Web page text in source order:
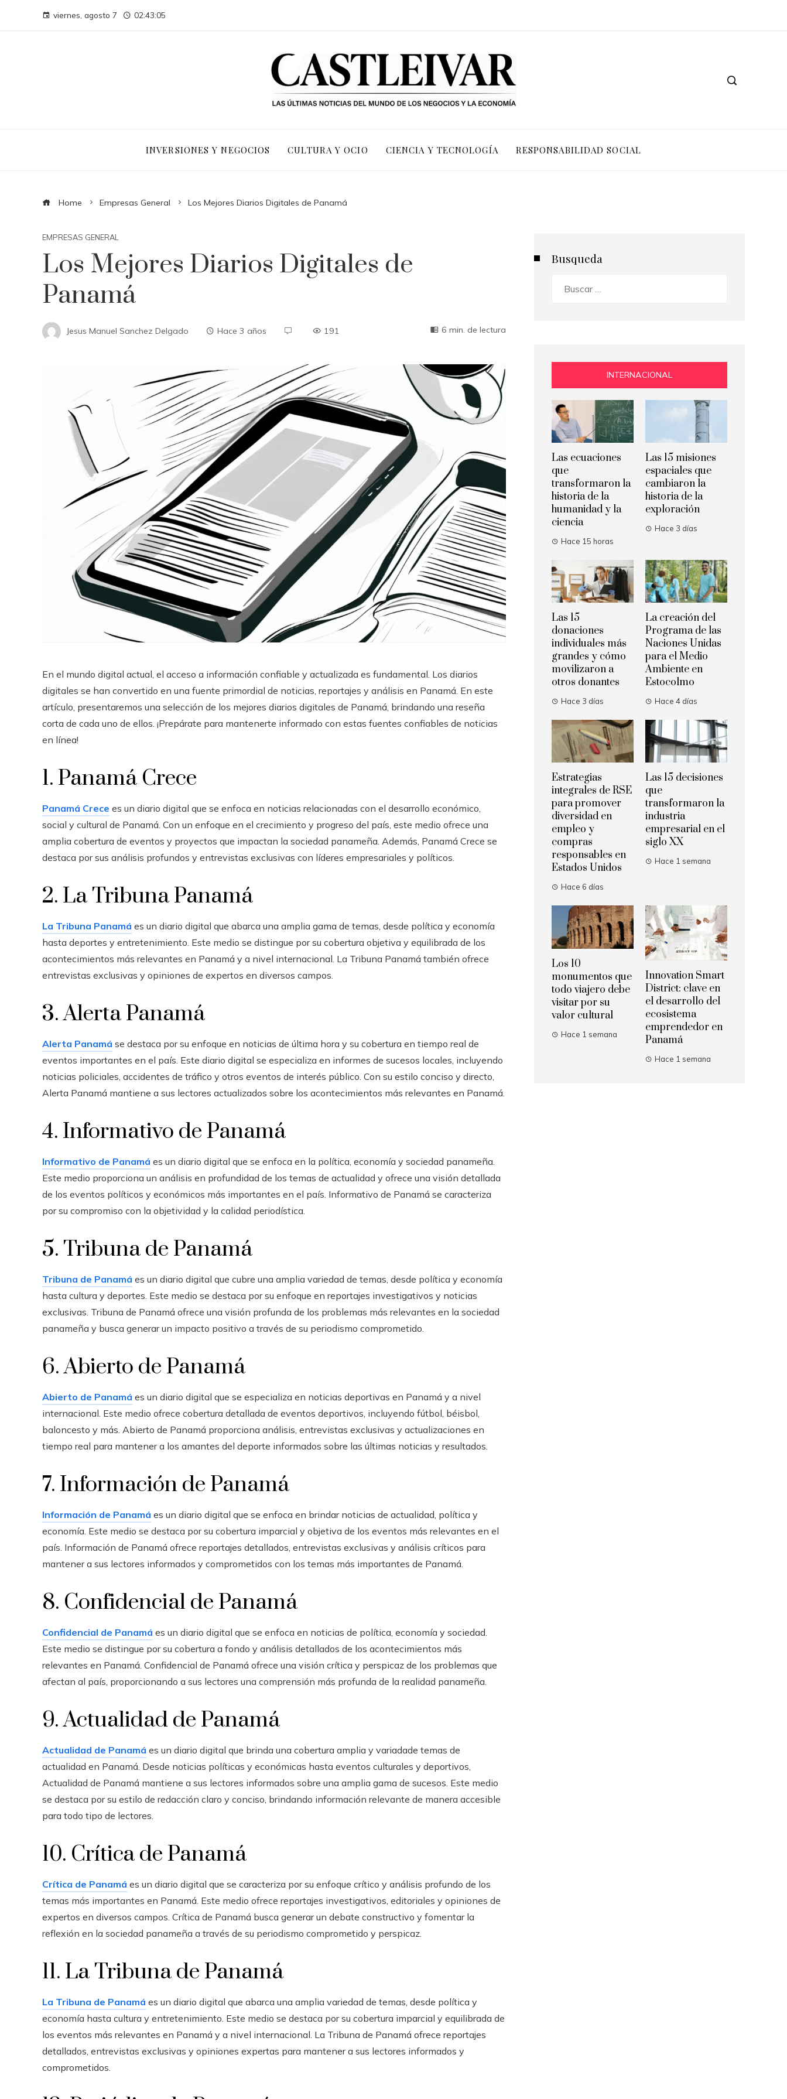
viernes, agosto 7 02:43:06
INVERSIONES Y NEGOCIOS CULTURA Y OCIO CIENCIA Y TECNOLOGÍA RESPONSABILIDAD SOCIAL
Home Empresas General Los Mejores Diarios Digitales de Panamá
EMPRESAS GENERAL
Los Mejores Diarios Digitales de
Panamá
Jesus Manuel Sanchez Delgado Hace 3 años 191 6 min. de lectura
En el mundo digital actual, el acceso a información confiable y actualizada es fundamental. Los diarios
digitales se han convertido en una fuente primordial de noticias, reportajes y análisis en Panamá. En este
artículo, presentaremos una selección de los mejores diarios digitales de Panamá, brindando una reseña
corta de cada uno de ellos. ¡Prepárate para mantenerte informado con estas fuentes confiables de noticias
en línea!
1. Panamá Crece
Panamá Crece es un diario digital que se enfoca en noticias relacionadas con el desarrollo económico,
social y cultural de Panamá. Con un enfoque en el crecimiento y progreso del país, este medio ofrece una
amplia cobertura de eventos y proyectos que impactan la sociedad panameña. Además, Panamá Crece se
destaca por sus análisis profundos y entrevistas exclusivas con líderes empresariales y políticos.
2. La Tribuna Panamá
La Tribuna Panamá es un diario digital que abarca una amplia gama de temas, desde política y economía
hasta deportes y entretenimiento. Este medio se distingue por su cobertura objetiva y equilibrada de los
acontecimientos más relevantes en Panamá y a nivel internacional. La Tribuna Panamá también ofrece
entrevistas exclusivas y opiniones de expertos en diversos campos.
3. Alerta Panamá
Alerta Panamá se destaca por su enfoque en noticias de última hora y su cobertura en tiempo real de
eventos importantes en el país. Este diario digital se especializa en informes de sucesos locales, incluyendo
noticias policiales, accidentes de tráfico y otros eventos de interés público. Con su estilo conciso y directo,
Alerta Panamá mantiene a sus lectores actualizados sobre los acontecimientos más relevantes en Panamá.
4. Informativo de Panamá
Informativo de Panamá es un diario digital que se enfoca en la política, economía y sociedad panameña.
Este medio proporciona un análisis en profundidad de los temas de actualidad y ofrece una visión detallada
de los eventos políticos y económicos más importantes en el país. Informativo de Panamá se caracteriza
por su compromiso con la objetividad y la calidad periodística.
5. Tribuna de Panamá
Tribuna de Panamá es un diario digital que cubre una amplia variedad de temas, desde política y economía
hasta cultura y deportes. Este medio se destaca por su enfoque en reportajes investigativos y noticias
exclusivas. Tribuna de Panamá ofrece una visión profunda de los problemas más relevantes en la sociedad
panameña y busca generar un impacto positivo a través de su periodismo comprometido.
6. Abierto de Panamá
Abierto de Panamá es un diario digital que se especializa en noticias deportivas en Panamá y a nivel
internacional. Este medio ofrece cobertura detallada de eventos deportivos, incluyendo fútbol, béisbol,
baloncesto y más. Abierto de Panamá proporciona análisis, entrevistas exclusivas y actualizaciones en
tiempo real para mantener a los amantes del deporte informados sobre las últimas noticias y resultados.
7. Información de Panamá
Información de Panamá es un diario digital que se enfoca en brindar noticias de actualidad, política y
economía. Este medio se destaca por su cobertura imparcial y objetiva de los eventos más relevantes en el
país. Información de Panamá ofrece reportajes detallados, entrevistas exclusivas y análisis críticos para
mantener a sus lectores informados y comprometidos con los temas más importantes de Panamá.
8. Confidencial de Panamá
Confidencial de Panamá es un diario digital que se enfoca en noticias de política, economía y sociedad.
Este medio se distingue por su cobertura a fondo y análisis detallados de los acontecimientos más
relevantes en Panamá. Confidencial de Panamá ofrece una visión crítica y perspicaz de los problemas que
afectan al país, proporcionando a sus lectores una comprensión más profunda de la realidad panameña.
9. Actualidad de Panamá
Actualidad de Panamá es un diario digital que brinda una cobertura amplia y variadade temas de
actualidad en Panamá. Desde noticias políticas y económicas hasta eventos culturales y deportivos,
Actualidad de Panamá mantiene a sus lectores informados sobre una amplia gama de sucesos. Este medio
se destaca por su estilo de redacción claro y conciso, brindando información relevante de manera accesible
para todo tipo de lectores.
10. Crítica de Panamá
Crítica de Panamá es un diario digital que se caracteriza por su enfoque crítico y análisis profundo de los
temas más importantes en Panamá. Este medio ofrece reportajes investigativos, editoriales y opiniones de
expertos en diversos campos. Crítica de Panamá busca generar un debate constructivo y fomentar la
reflexión en la sociedad panameña a través de su periodismo comprometido y perspicaz.
11. La Tribuna de Panamá
La Tribuna de Panamá es un diario digital que abarca una amplia variedad de temas, desde política y
economía hasta cultura y entretenimiento. Este medio se destaca por su cobertura imparcial y equilibrada de
los eventos más relevantes en Panamá y a nivel internacional. La Tribuna de Panamá ofrece reportajes
detallados, entrevistas exclusivas y opiniones expertas para mantener a sus lectores informados y
comprometidos.
Busqueda
INTERNACIONAL
Las ecuaciones
que
transformaron la
historia de la
humanidad y la
ciencia
Hace 15 horas
Las 15 misiones
espaciales que
cambiaron la
historia de la
exploración
Hace 3 días
Las 15
donaciones
individuales más
grandes y cómo
movilizaron a
otros donantes
Hace 3 días
La creación del
Programa de las
Naciones Unidas
para el Medio
Ambiente en
Estocolmo
Hace 4 días
Estrategias
integrales de RSE
para promover
diversidad en
empleo y
compras
responsables en
Estados Unidos
Hace 6 días
Las 15 decisiones
que
transformaron la
industria
empresarial en el
siglo XX
Hace 1 semana
Los 10
monumentos que
todo viajero debe
visitar por su
valor cultural
Hace 1 semana
Innovation Smart
District: clave en
el desarrollo del
ecosistema
emprendedor en
Panamá
Hace 1 semana